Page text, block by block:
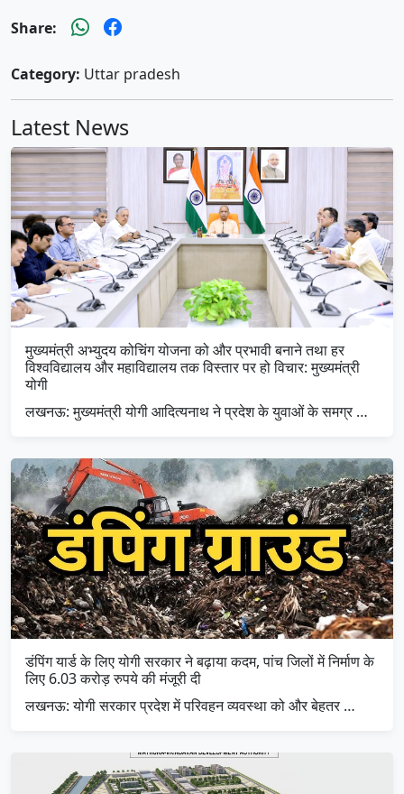
Share:
Category: Uttar pradesh
Latest News
मुख्यमंत्री अभ्युदय कोचिंग योजना को और प्रभावी बनाने तथा हर
विश्वविद्यालय और महाविद्यालय तक विस्तार पर हो विचार: मुख्यमंत्री
योगी
लखनऊ: मुख्यमंत्री योगी आदित्यनाथ ने प्रदेश के युवाओं के समग्र …
डंपिंग यार्ड के लिए योगी सरकार ने बढ़ाया कदम, पांच जिलों में निर्माण के
लिए 6.03 करोड़ रुपये की मंजूरी दी
लखनऊ: योगी सरकार प्रदेश में परिवहन व्यवस्था को और बेहतर …